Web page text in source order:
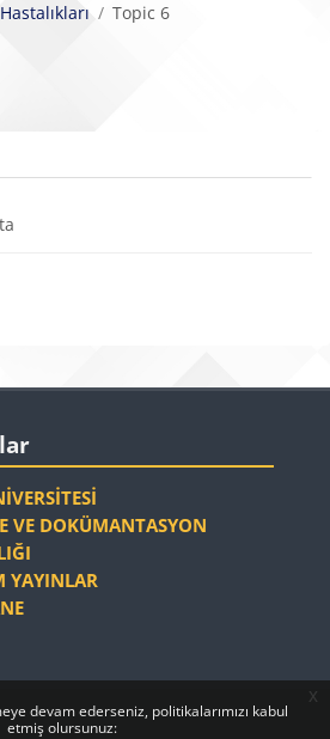
devam ederseniz, politikalarımızı kabul
etmiş olursunuz:
x
Topic 6
VE DOKÜMANTASYON
YAYINLAR